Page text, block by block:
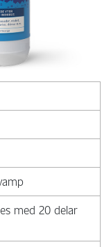
med 20 delar